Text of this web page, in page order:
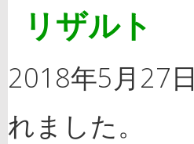
リザルト
2018年5月27
れました。